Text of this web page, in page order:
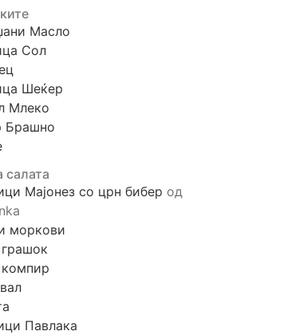
Масло
Сол
Шеќер
Млеко
Брашно
салата
Мајонез со црн бибер од
моркови
Павлака